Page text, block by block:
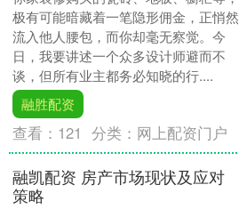
极有可能暗藏着一笔隐形佣金，正悄然
流入他人腰包，而你却毫无察觉。今
日，我要讲述一个众多设计师避而不
谈，但所有业主都务必知晓的行....
融胜配资
查看： 121 分类： 网上配资门户
融凯配资 房产市场现状及应对
策略